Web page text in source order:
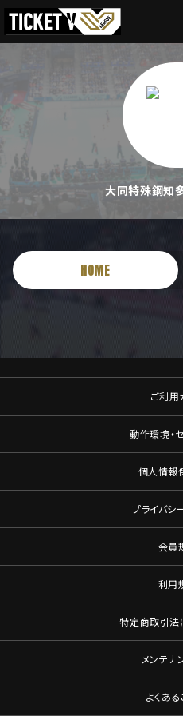
大同特殊鋼知
HOME
ご利用
動作環境・
個人情報
プライバシ
会員
利用
特定商取引法
メンテナ
よくあ